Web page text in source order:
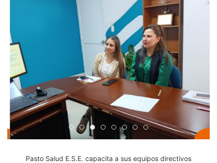
Edicto Emplazatorio a los Afiliados en el Régimen
Pasto Salud ESE lidera gestión institucional
Pasto Salud E.S.E. capacita a sus equipos
Último día para inscripciones en
Viceministro garantiza
Mil pesos que salvan vidas:
Cápsula 18-26 - Reporte
Cápsula 17-26 -
Pasto Salud E.S.E. capacita a sus equipos directivos